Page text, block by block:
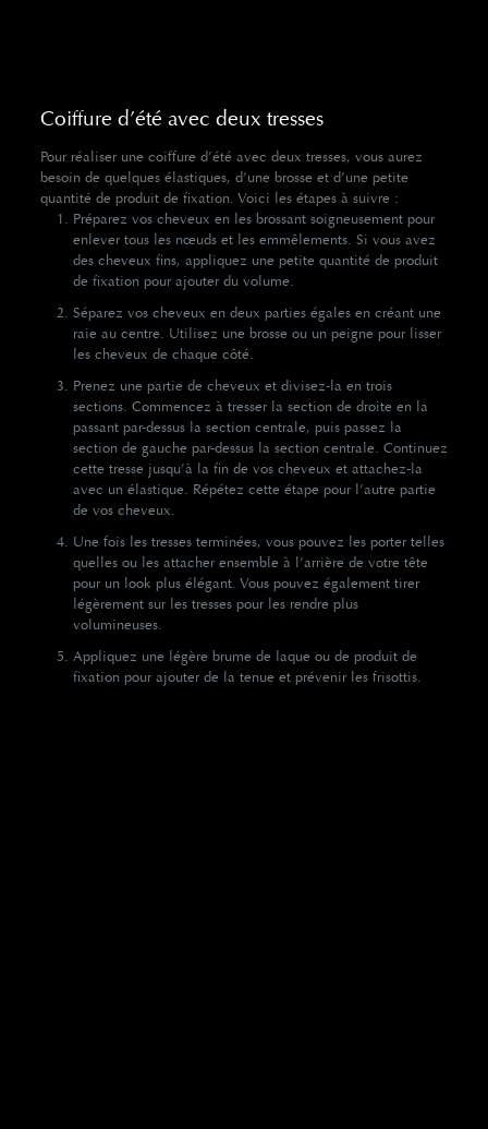
Coiffure d’été avec deux tresses
Pour réaliser une coiffure d’été avec deux tresses, vous aurez
besoin de quelques élastiques, d’une brosse et d’une petite
quantité de produit de fixation. Voici les étapes à suivre :
Préparez vos cheveux en les brossant soigneusement pour
enlever tous les nœuds et les emmêlements. Si vous avez
des cheveux fins, appliquez une petite quantité de produit
de fixation pour ajouter du volume.
Séparez vos cheveux en deux parties égales en créant une
raie au centre. Utilisez une brosse ou un peigne pour lisser
les cheveux de chaque côté.
Prenez une partie de cheveux et divisez-la en trois
sections. Commencez à tresser la section de droite en la
passant par-dessus la section centrale, puis passez la
section de gauche par-dessus la section centrale. Continuez
cette tresse jusqu’à la fin de vos cheveux et attachez-la
avec un élastique. Répétez cette étape pour l’autre partie
de vos cheveux.
Une fois les tresses terminées, vous pouvez les porter telles
quelles ou les attacher ensemble à l’arrière de votre tête
pour un look plus élégant. Vous pouvez également tirer
légèrement sur les tresses pour les rendre plus
volumineuses.
Appliquez une légère brume de laque ou de produit de
fixation pour ajouter de la tenue et prévenir les frisottis.